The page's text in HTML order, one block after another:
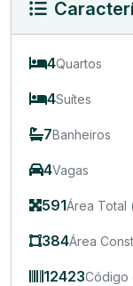
4Quartos
4Suítes
7Banheiros
4Vagas
591Área Total
384Área
12423Código